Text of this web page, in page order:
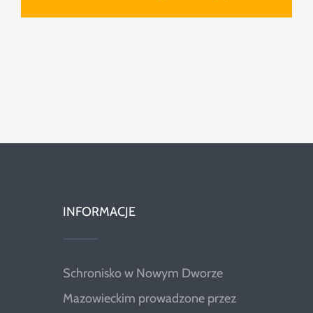
INFORMACJE
Schronisko w Nowym Dworze
Mazowieckim prowadzone przez